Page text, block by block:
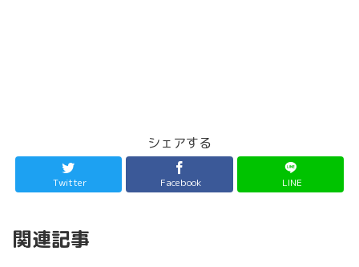
シェアする
Twitter Facebook LINE
関連記事